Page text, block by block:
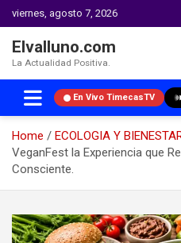
viernes, agosto 7, 2026
Elvalluno.com
La Actualidad Positiva.
En Vivo TimecasTV
Home
ECOLOGIA Y
VeganFest la Experiencia que
Consciente.
content